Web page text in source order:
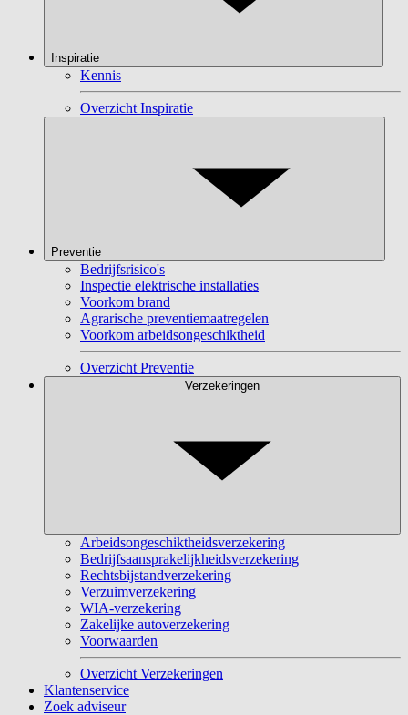
Inspiratie
Kennis
Overzicht Inspiratie
Preventie
Bedrijfsrisico's
Inspectie elektrische installaties
Voorkom brand
Agrarische preventiemaatregelen
Voorkom arbeidsongeschiktheid
Overzicht Preventie
Verzekeringen
Arbeidsongeschiktheidsverzekering
Bedrijfsaansprakelijkheidsverzekering
Rechtsbijstandverzekering
Verzuimverzekering
WIA-verzekering
Zakelijke autoverzekering
Voorwaarden
Overzicht Verzekeringen
Klantenservice
Zoek adviseur